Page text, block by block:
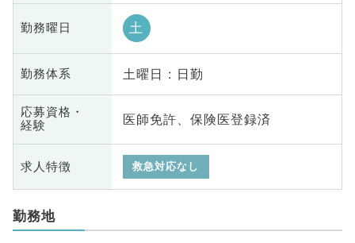
勤務曜日 土
勤務体系 土曜日 : 日勤
応募資格・
経験
医師免許、保険医登録済
求人特徴 救急対応なし
勤務地